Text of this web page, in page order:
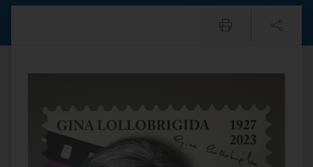
Venezia80, MiC e
Testo del comunicato